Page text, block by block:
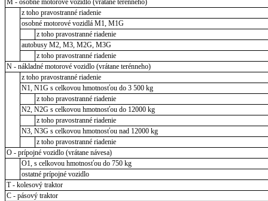
z toho pravostranné riadenie
osobné motorové vozidlá M1, M1G
z toho pravostranné riadenie
autobusy M2, M3, M2G, M3G
z toho pravostranné riadenie
N - nákladné motorové vozidlo (vrátane terénneho)
z toho pravostranné riadenie
N1, N1G s celkovou hmotnosťou do 3 500 kg
z toho pravostranné riadenie
N2, N2G s celkovou hmotnosťou do 12000 kg
z toho pravostranné riadenie
N3, N3G s celkovou hmotnosťou nad 12000 kg
z toho pravostranné riadenie
O - prípojné vozidlo (vrátane návesa)
O1, s celkovou hmotnosťou do 750 kg
ostatné prípojné vozidlo
T - kolesový traktor
C - pásový traktor